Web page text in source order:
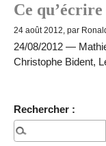
Ce
24 août 2012, par
24/08/2012 —
Christophe Bident,
Rechercher :